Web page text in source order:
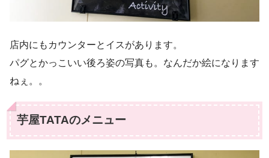
店内にもカウンターとイスがあります。
パグとかっこいい後ろ姿の写真も。なんだか絵になります
ねぇ。。
芋屋TATAのメニュー